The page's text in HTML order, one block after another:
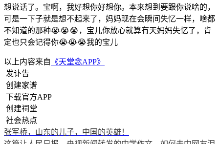
想说话了。宝啊，我好想你好想你。本来想到要跟你说啥的，
可是一下子就是想不起来了，妈妈现在会瞬间失忆一样，啥都
不知道的那种😭😭😭，宝儿你放心就算有天妈妈失忆了，肯
定也只会记得你😭😭😭我的宝儿
以上内容来自 《天堂念APP》
发讣告
创建家谱
下载官方APP
创建祠堂
社会热点
张军桥，山东的儿子，中国的英雄！